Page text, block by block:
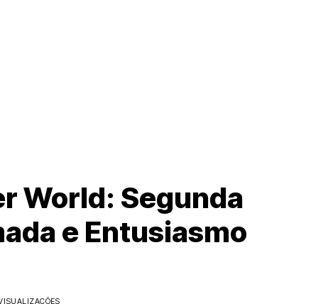
World: Segunda
e Entusiasmo